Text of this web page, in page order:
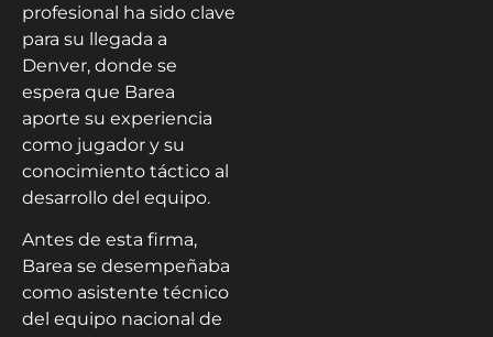
profesional ha sido clave
para su llegada a
Denver, donde se
espera que Barea
aporte su experiencia
como jugador y su
conocimiento táctico al
desarrollo del equipo.
Antes de esta firma,
Barea se desempeñaba
como asistente técnico
del equipo nacional de